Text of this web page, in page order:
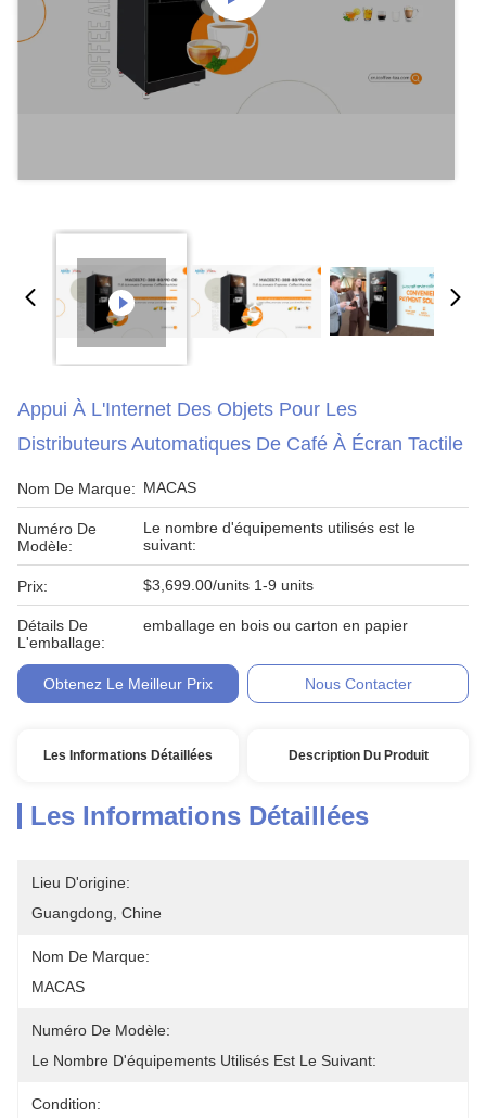
Appui À L'Internet Des Objets Pour Les
Distributeurs Automatiques De Café À Écran Tactile
Nom De Marque: MACAS
Numéro De
Modèle:
Le nombre d'équipements utilisés est le
suivant:
Prix: $3,699.00/units 1-9 units
Détails De
L'emballage:
emballage en bois ou carton en papier
Obtenez Le Meilleur Prix Nous Contacter
Les Informations Détaillées Description Du Produit
Les Informations Détaillées
Lieu D'origine:
Guangdong, Chine
Nom De Marque:
MACAS
Numéro De Modèle:
Le Nombre D'équipements Utilisés Est Le Suivant:
Condition: